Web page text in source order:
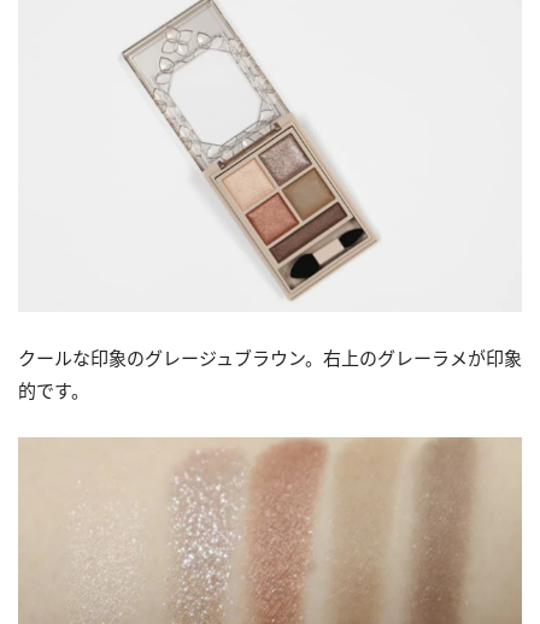
クールな印象のグレージュブラウン。右上のグレーラメが印象
的です。